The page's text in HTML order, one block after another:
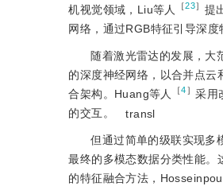
机视觉领域，Liu等人
［23］ 提
网络，通过RGB特征引导深度
随着激光雷达的发展，大
的深度神经网络，以合并点
合架构。Huang等人
［4］ 采用
的交互。
transl
但通过简单的级联实现多
最终的多模态数据分类性能。
的特征融合方法，